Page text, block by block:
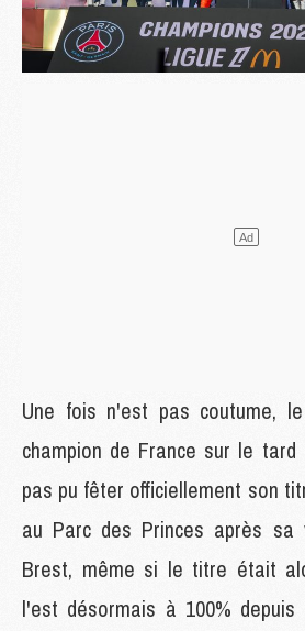
Une fois n'est pas coutume,
champion de France sur le
pas pu fêter officiellement son
au Parc des Princes après
Brest, même si le titre était
l'est désormais à 100% depuis